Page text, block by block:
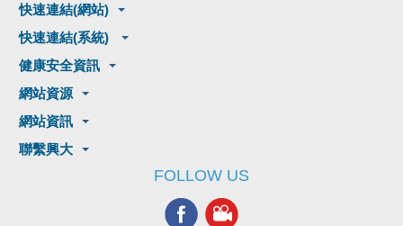
快速連結(網站)
快速連結(系統)
健康安全資訊
網站資源
網站資訊
聯繫興大
FOLLOW US